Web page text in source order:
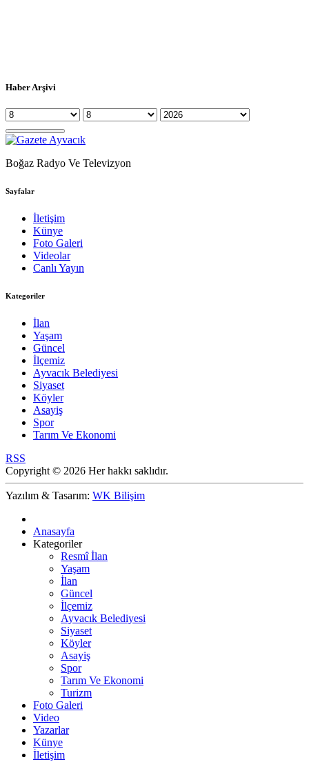
Haber Arşivi
Boğaz Radyo Ve Televizyon
Sayfalar
İletişim
Künye
Foto Galeri
Videolar
Canlı Yayın
Kategoriler
İlan
Yaşam
Güncel
İlçemiz
Ayvacık Belediyesi
Siyaset
Köyler
Asayiş
Spor
Tarım Ve Ekonomi
RSS
Copyright © 2026 Her hakkı saklıdır.
Yazılım & Tasarım: WK Bilişim
Anasayfa
Kategoriler
Resmî İlan
Yaşam
İlan
Güncel
İlçemiz
Ayvacık Belediyesi
Siyaset
Köyler
Asayiş
Spor
Tarım Ve Ekonomi
Turizm
Foto Galeri
Video
Yazarlar
Künye
İletişim